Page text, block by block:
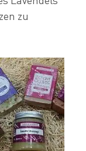
zu